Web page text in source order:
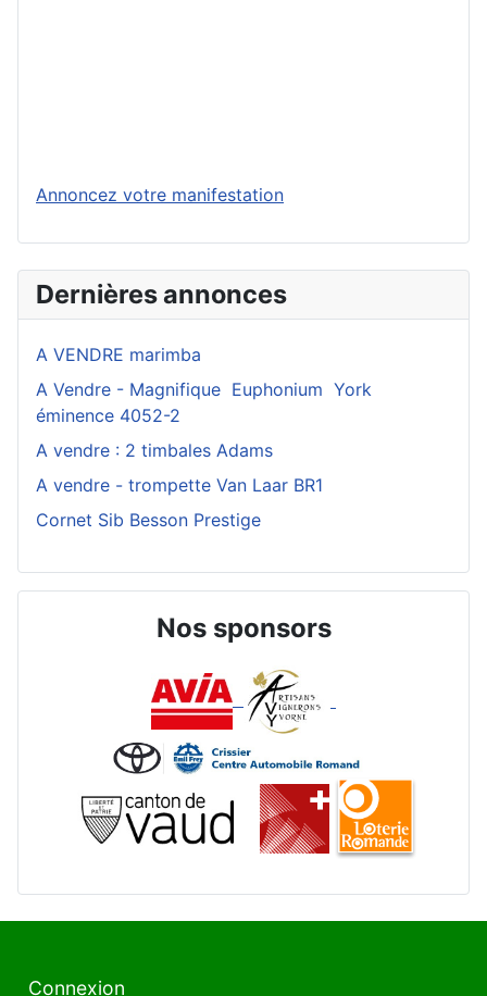
Annoncez votre manifestation
Dernières annonces
A VENDRE marimba
A Vendre - Magnifique Euphonium York
éminence 4052-2
A vendre : 2 timbales Adams
A vendre - trompette Van Laar BR1
Cornet Sib Besson Prestige
Nos sponsors
Connexion